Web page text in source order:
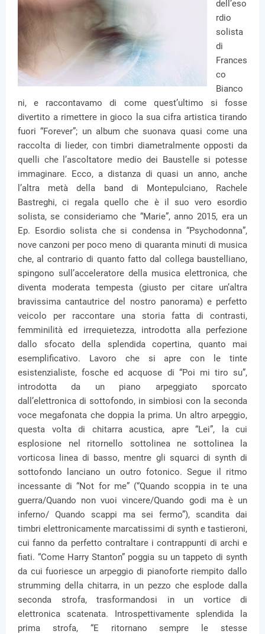
dell’eso
rdio
solista
di
Frances
co
Bianco
ni, e raccontavamo di come quest’ultimo si fosse
divertito a rimettere in gioco la sua cifra artistica tirando
fuori “Forever”; un album che suonava quasi come una
raccolta di lieder, con timbri diametralmente opposti da
quelli che l’ascoltatore medio dei Baustelle si potesse
immaginare. Ecco, a distanza di quasi un anno, anche
l’altra metà della band di Montepulciano, Rachele
Bastreghi, ci regala quello che è il suo vero esordio
solista, se consideriamo che “Marie”, anno 2015, era un
Ep. Esordio solista che si condensa in “Psychodonna”,
nove canzoni per poco meno di quaranta minuti di musica
che, al contrario di quanto fatto dal collega baustelliano,
spingono sull’acceleratore della musica elettronica, che
diventa moderata tempesta (giusto per citare un’altra
bravissima cantautrice del nostro panorama) e perfetto
veicolo per raccontare una storia fatta di contrasti,
femminilità ed irrequietezza, introdotta alla perfezione
dallo sfocato della splendida copertina, quanto mai
esemplificativo. Lavoro che si apre con le tinte
esistenzialiste, fosche ed acquose di “Poi mi tiro su”,
introdotta da un piano arpeggiato sporcato
dall’elettronica di sottofondo, in simbiosi con la seconda
voce megafonata che doppia la prima. Un altro arpeggio,
questa volta di chitarra acustica, apre “Lei”, la cui
esplosione nel ritornello sottolinea ne sottolinea la
vorticosa linea di basso, mentre gli squarci di synth di
sottofondo lanciano un outro fotonico. Segue il ritmo
incessante di “Not for me” (“Quando scoppia in te una
guerra/Quando non vuoi vincere/Quando godi ma è un
inferno/ Quando scappi ma sei fermo”), scandita dai
timbri elettronicamente marcatissimi di synth e tastieroni,
cui fanno da perfetto contraltare i contrappunti di archi e
fiati. “Come Harry Stanton” poggia su un tappeto di synth
da cui fuoriesce un arpeggio di pianoforte riempito dallo
strumming della chitarra, in un pezzo che esplode dalla
seconda strofa, trasformandosi in un vortice di
elettronica scatenata. Introspettivamente splendida la
prima strofa, “E ritornano sempre le stesse